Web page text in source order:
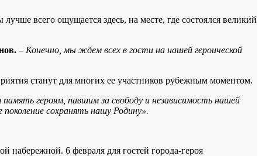
всего ощущается здесь, на месте, где состоялся великий
– Конечно, мы ждем всех в гости на нашей героической
станут для многих ее участников рубежным моментом.
героям, павшим за свободу и независимость нашей
сохранять нашу Родину».
набережной. 6 февраля для гостей города-героя